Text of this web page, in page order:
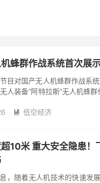
机蜂群作战系统首次展
目对国产无人机蜂群作战系
人装备“阿特拉斯”无人机蜂
 低空经济
10米 重大安全隐患
，随着无人机技术的快速发